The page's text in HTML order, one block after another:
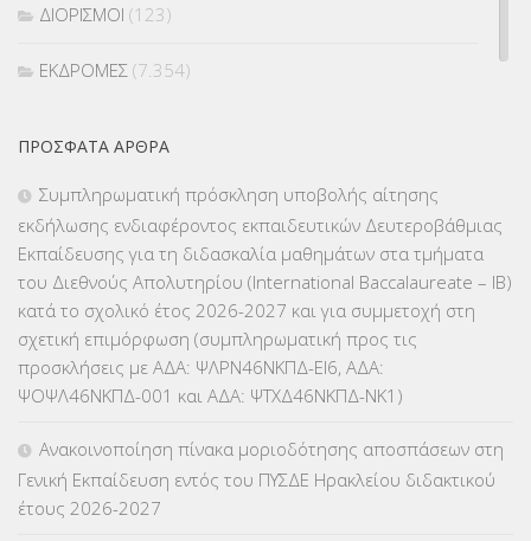
ΔΙΟΡΙΣΜΟΙ (123)
ΕΚΔΡΟΜΕΣ (7.354)
ΕΠΙΜΟΡΦΩΣΗ Τ.Π.Ε.(10)
ΕΥΡΩΠΑΪΚΑ ΠΡΟΓΡΑΜΜΑΤΑ(230)
ΚΕΣΥ (60)
ΚΕΣΥΠ(109)
ΚΠγ – ΚΡΑΤΙΚΟ ΠΙΣΤΟΠΟΙΗΤΙΚΟ ΓΛΩΣΣΟΜΑΘΕΙΑΣ(135)
ΚΠπ- ΚΡΑΤΙΚΟ ΠΙΣΤΟΠΟΙΗΤΙΚΟ ΠΛΗΡΟΦΟΡΙΚΗΣ
ΠΡΌΣΦΑΤΑ ΆΡΘΡΑ
Συμπληρωματική πρόσκληση υποβολής αίτησης
εκδήλωσης ενδιαφέροντος εκπαιδευτικών Δευτεροβάθμιας
Εκπαίδευσης για τη διδασκαλία μαθημάτων στα τμήματα
του Διεθνούς Απολυτηρίου (International Baccalaureate – IB)
κατά το σχολικό έτος 2026-2027 και για συμμετοχή στη
σχετική επιμόρφωση (συμπληρωματική προς τις
προσκλήσεις με ΑΔΑ: ΨΛΡΝ46ΝΚΠΔ-ΕΙ6, ΑΔΑ:
ΨΟΨΛ46ΝΚΠΔ-001 και ΑΔΑ: ΨΤΧΔ46ΝΚΠΔ-ΝΚ1)
Ανακοινοποίηση πίνακα μοριοδότησης αποσπάσεων στη
Γενική Εκπαίδευση εντός του ΠΥΣΔΕ Ηρακλείου διδακτικού
έτους 2026-2027